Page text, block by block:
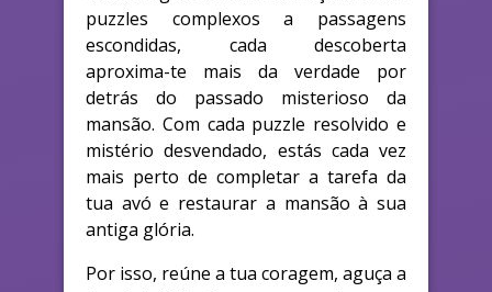
puzzles complexos a passagens
escondidas, cada descoberta
aproxima-te mais da verdade por
detrás do passado misterioso da
mansão. Com cada puzzle resolvido e
mistério desvendado, estás cada vez
mais perto de completar a tarefa da
tua avó e restaurar a mansão à sua
antiga glória.
Por isso, reúne a tua coragem, aguça a